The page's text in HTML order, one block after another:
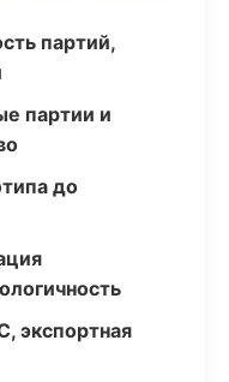
партий,
партии и
до
экспортная